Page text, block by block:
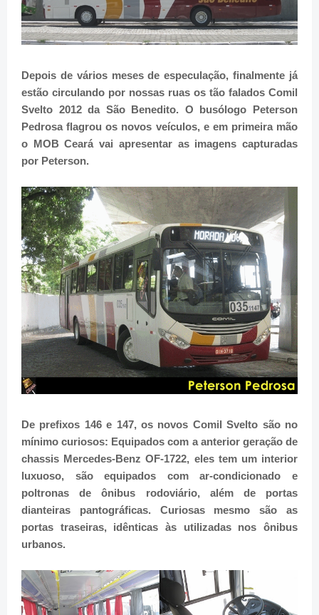
Depois de vários meses de especulação, finalmente já
estão circulando por nossas ruas os tão falados Comil
Svelto 2012 da São Benedito. O busólogo Peterson
Pedrosa flagrou os novos veículos, e em primeira mão
o MOB Ceará vai apresentar as imagens capturadas
por Peterson.
De prefixos 146 e 147, os novos Comil Svelto são no
mínimo curiosos: Equipados com a anterior geração de
chassis Mercedes-Benz OF-1722, eles tem um interior
luxuoso, são equipados com ar-condicionado e
poltronas de ônibus rodoviário, além de portas
dianteiras pantográficas. Curiosas mesmo são as
portas traseiras, idênticas às utilizadas nos ônibus
urbanos.